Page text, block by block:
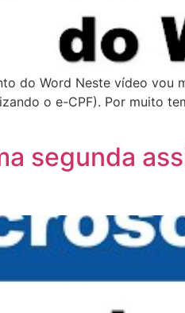
do Word Neste vídeo
o e-CPF). Por muito
segunda